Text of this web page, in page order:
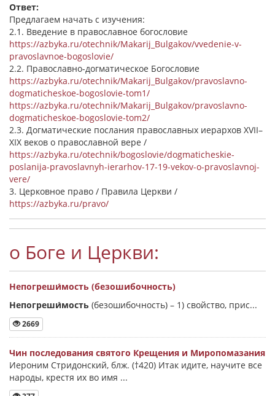
Ответ:
Предлагаем начать с изучения:
2.1. Введение в православное богословие
https://azbyka.ru/otechnik/Makarij_Bulgakov/vvedenie-v-
pravoslavnoe-bogoslovie/
2.2. Православно-догматическое Богословие
https://azbyka.ru/otechnik/Makarij_Bulgakov/pravoslavno-
dogmaticheskoe-bogoslovie-tom1/
https://azbyka.ru/otechnik/Makarij_Bulgakov/pravoslavno-
dogmaticheskoe-bogoslovie-tom2/
2.3. Догматические послания православных иерархов XVII–
XIX веков о православной вере /
https://azbyka.ru/otechnik/bogoslovie/dogmaticheskie-
poslanija-pravoslavnyh-ierarhov-17-19-vekov-o-pravoslavnoj-
vere/
3. Церковное право / Правила Церкви /
https://azbyka.ru/pravo/
о Боге и Церкви:
Непогреши́мость (безошибочность)
Непогреши́мость (безошибочность) – 1) свойство, прис...
2669
Чин последования святого Крещения и Миропомазания
Иероним Стридонский, блж. (†420) Итак идите, научите все
народы, крестя их во имя ...